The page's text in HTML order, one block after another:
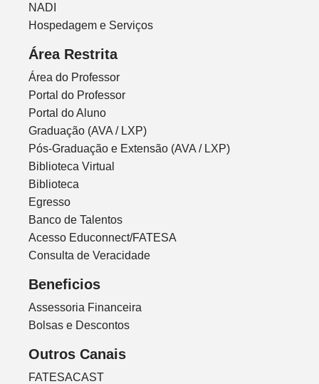
NADI
Hospedagem e Serviços
Área Restrita
Área do Professor
Portal do Professor
Portal do Aluno
Graduação (AVA / LXP)
Pós-Graduação e Extensão (AVA / LXP)
Biblioteca Virtual
Biblioteca
Egresso
Banco de Talentos
Acesso Educonnect/FATESA
Consulta de Veracidade
Beneficios
Assessoria Financeira
Bolsas e Descontos
Outros Canais
FATESACAST